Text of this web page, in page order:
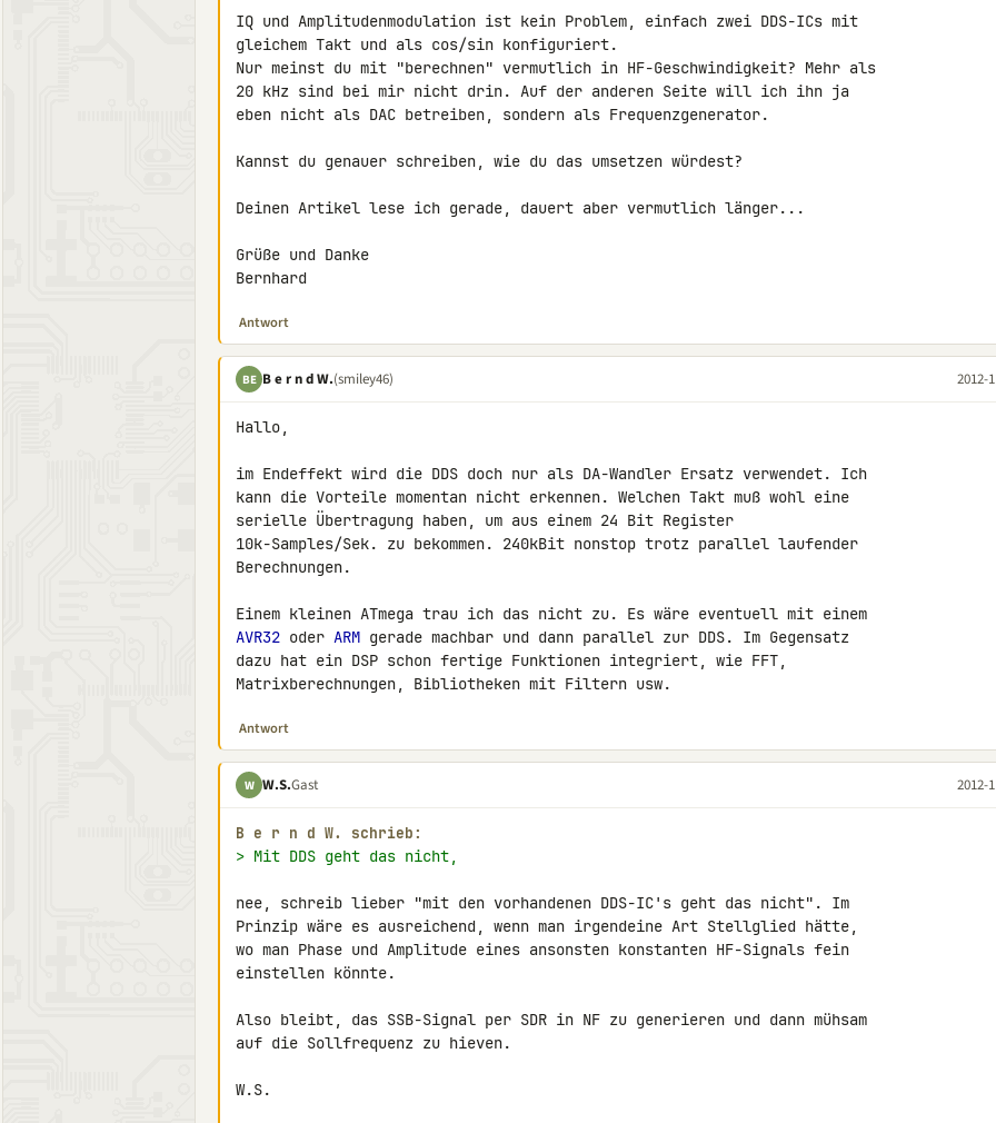
IQ und Amplitudenmodulation ist kein Problem, einfach zwei DDS-ICs mit
gleichem Takt und als cos/sin konfiguriert.
Nur meinst du mit "berechnen" vermutlich in HF-Geschwindigkeit? Mehr als
20 kHz sind bei mir nicht drin. Auf der anderen Seite will ich ihn ja
eben nicht als DAC betreiben, sondern als Frequenzgenerator.
Kannst du genauer schreiben, wie du das umsetzen würdest?
Deinen Artikel lese ich gerade, dauert aber vermutlich länger...
Grüße und Danke
Bernhard
Antwort
BE B e r n d W.(smiley46) 2012-
Hallo,
im Endeffekt wird die DDS doch nur als DA-Wandler Ersatz verwendet. Ich
kann die Vorteile momentan nicht erkennen. Welchen Takt muß wohl eine
serielle Übertragung haben, um aus einem 24 Bit Register
10k-Samples/Sek. zu bekommen. 240kBit nonstop trotz parallel laufender
Berechnungen.
AVR32 oder ARM gerade machbar und dann parallel zur DDS. Im Gegensatz
dazu hat ein DSP schon fertige Funktionen integriert, wie FFT,
Matrixberechnungen, Bibliotheken mit Filtern usw.
Antwort
W W.S.Gast 2012-
B e r n d W. schrieb:
> Mit DDS geht das nicht,
nee, schreib lieber "mit den vorhandenen DDS-IC's geht das nicht". Im
Prinzip wäre es ausreichend, wenn man irgendeine Art Stellglied hätte,
wo man Phase und Amplitude eines ansonsten konstanten HF-Signals fein
einstellen könnte.
Also bleibt, das SSB-Signal per SDR in NF zu generieren und dann mühsam
auf die Sollfrequenz zu hieven.
W.S.